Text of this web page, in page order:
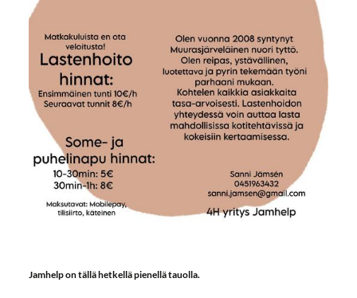
Jamhelp on tällä hetkellä pienellä tauolla.